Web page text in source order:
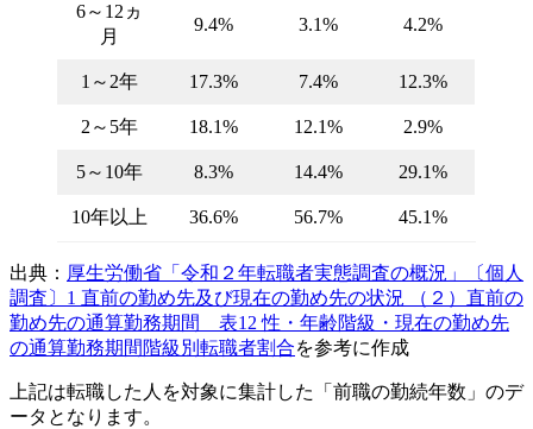
6～12ヵ
月
9.4% 3.1% 4.2%
1～2年 17.3% 7.4% 12.3%
2～5年 18.1% 12.1% 2.9%
5～10年 8.3% 14.4% 29.1%
10年以上 36.6% 56.7% 45.1%
出典： 厚生労働省「令和２年転職者実態調査の概況」〔個人
調査〕1 直前の勤め先及び現在の勤め先の状況 （２）直前の
勤め先の通算勤務期間 表12 性・年齢階級・現在の勤め先
の通算勤務期間階級別転職者割合を参考に作成
上記は転職した人を対象に集計した「前職の勤続年数」のデ
ータとなります。